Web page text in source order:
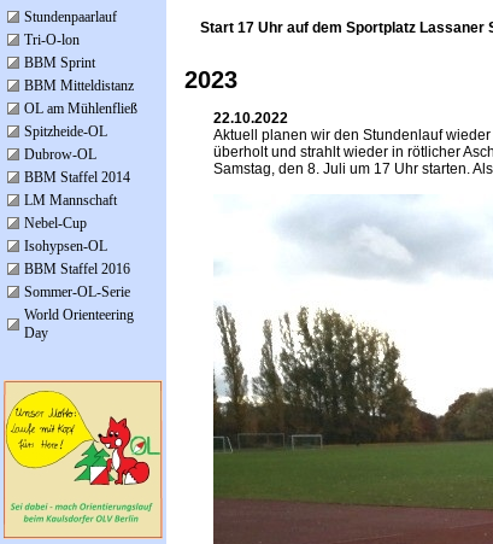
Stundenpaarlauf
Tri-O-lon
BBM Sprint
BBM Mitteldistanz
OL am Mühlenfließ
Spitzheide-OL
Dubrow-OL
BBM Staffel 2014
LM Mannschaft
Nebel-Cup
Isohypsen-OL
BBM Staffel 2016
Sommer-OL-Serie
World Orienteering
Day
Start 17 Uhr auf dem Sportplatz Lassaner
2023
22.10.2022
Aktuell planen wir den Stundenlauf
überholt und strahlt wieder in rötlicher
Samstag, den 8. Juli um 17 Uhr starten.